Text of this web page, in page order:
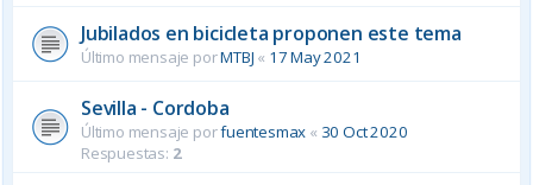
Jubilados en bicicleta proponen este tema
Último mensaje porMTBJ « 17 May 2021
Sevilla - Cordoba
Último mensaje porfuentesmax « 30 Oct 2020
Respuestas: 2